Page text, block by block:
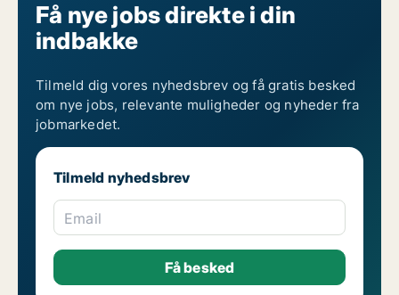
Få nye jobs direkte i din
indbakke
Tilmeld dig vores nyhedsbrev og få gratis besked
om nye jobs, relevante muligheder og nyheder fra
jobmarkedet.
Tilmeld nyhedsbrev
Email